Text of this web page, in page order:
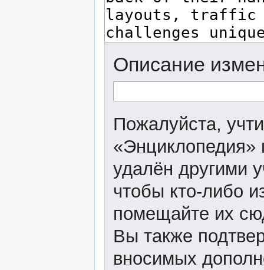
Описание
Пожалуйста,
«Энциклопедия»
удалён другими
чтобы кто-либо
помещайте их
Вы также
вносимых